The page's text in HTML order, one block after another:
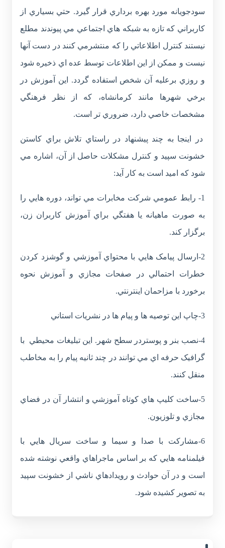
سودجويانه مورد بهره برداري قرار گيرد. حتي بسياري از
کاربراني که تازه به شبکه هاي اجتماعي مي پيوندند مطلع
نيستند کنترل اطلاعاتي را که منتشرمي کنند در دست آنها
نيست و ممکن از اين اطلاعات توسط عده اي ذخيره شود
و روزي برعليه آن شخص استفاده گردد. اين آموزش در
برخي شهرها مانند کرمانشاه، که از نظر فرهنگي
مشخصات خاصي دارد، ضروري تر است.
در اينجا به چند پيشنهاد در راستاي تلاش براي کاستن
خشونت سپيد و کنترل مشکلات حاصل از آن، اشاره مي
شود که اميد است به کار آيد:
1- رابط عمومي شرکت مخابرات مي تواند، دوره هايي را
به صورت ماهيانه يا هفتگي براي آموزش کاربران زن،
برگزار کند.
2-ارسال پيامک هايي با محتواي آموزشي و گوشزد کردن
خطرات احتمالي در صفحات مجازي و آموزش نحوه
برخورد با مزاحمان اينترنتي.
3-چاپ اين توصيه ها و پيام ها در نشريات استاني
4-نصب بنر و پوستردر سطح شهر. اين تبليغات محيطي با
گرافيک حرفه اي مي توانند در چند ثانيه پيام را به مخاطب
منقل کنند.
5-ساخت کليپ هاي کوتاه آموزشي و انتشار آن در فضاي
مجازي و تلوزيون.
6-مشارکت با صدا و سيما و ساخت سريال هايي با
فيلمنامه هايي که بر اساس ماجراهاي واقعي نوشته شده
است و در آن حوادث و رويدادهاي ناشي از خشونت سپيد
به تصوير کشيده شود.